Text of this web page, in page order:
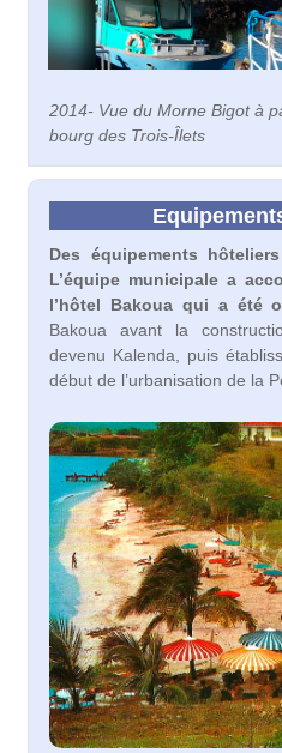
2014- Vue du Morne Bigot à
bourg des Trois-Îlets
Des équipements
L’équipe municipale a
l’hôtel Bakoua qui a été
Bakoua avant la
devenu Kalenda, puis
début de l’urbanisation de la